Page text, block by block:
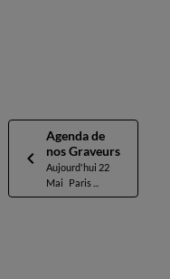
Agenda de
nos Graveurs
Aujourd'hui 22
Mai Paris ...